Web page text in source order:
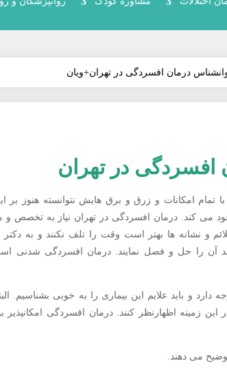
درمان افسردگی در تهران+ویان
افسردگی در تهران
تمام امکانات و زرق و برق هایش نتوانسته هنوز بر
می کند. درمان افسردگی در تهران نیاز به تخصص و
و نشانه ها بهتر است وقت را تلف نکنند و به
آن را حل و فصل نمایند. درمان افسردگی
دارد و باید علایم این بیماری را به خوبی بشناسیم.
این زمینه اظهارنظر کنند. درمان افسردگی امکانپذیر
می دهند.